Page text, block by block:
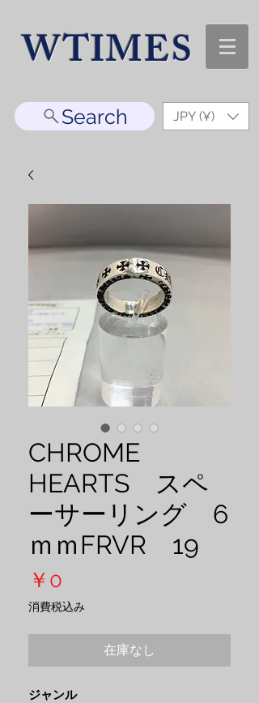
WTIMES
Search JPY (¥)
CHROME
HEARTS スペ
ーサーリング 6
ｍｍFRVR 19
￥0
格
消費税込み
在庫なし
ジャンル